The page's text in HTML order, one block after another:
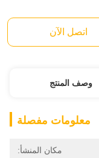
اتصل الآن
وصف المنتج
معلومات مفصلة
مكان المنشأ: